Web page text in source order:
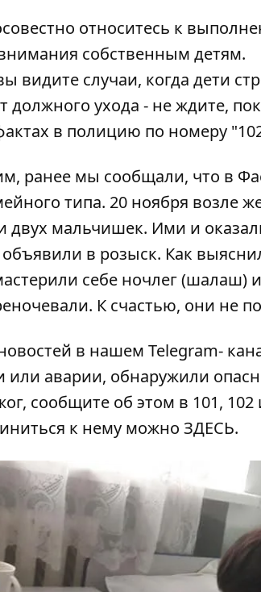
относитесь к
собственным детям.
видите случаи, когда дети
должного ухода - не ждите,
в полицию по номеру
ранее мы сообщали, что в
типа. 20 ноября возле
двух мальчишек. Ими и
в розыск. Как
себе ночлег (шалаш)
К счастью, они не
в нашем Telegram-
или аварии, обнаружили
сообщите об этом в 101,
к нему можно ЗДЕСЬ.